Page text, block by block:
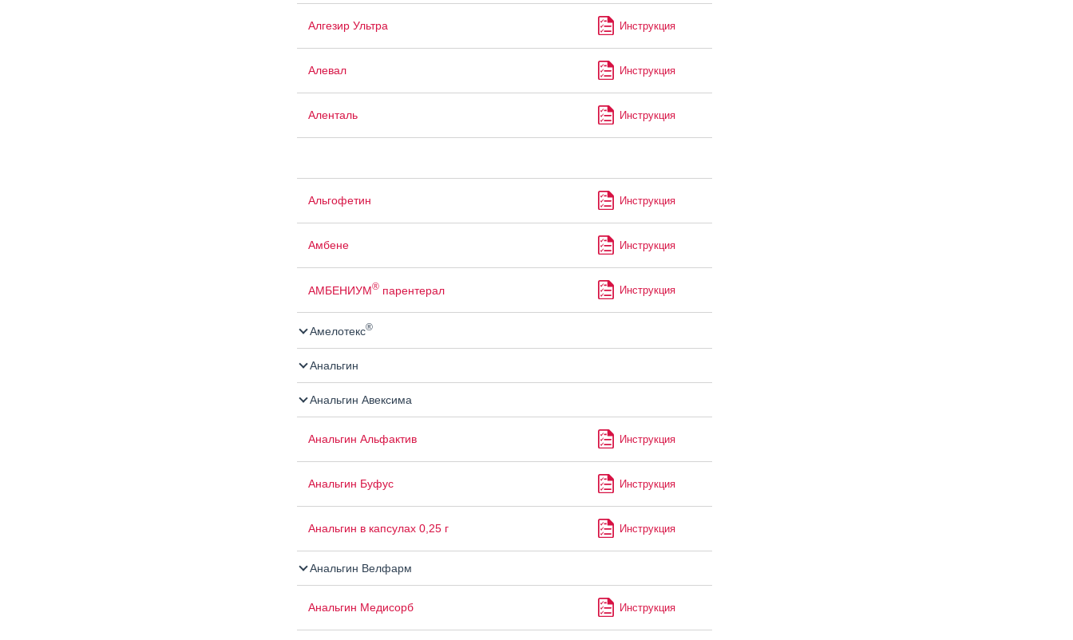
Алгезир Ультра Инструкция
Алевал Инструкция
Аленталь Инструкция
Альгофетин Инструкция
Амбене Инструкция
АМБЕНИУМ®парентерал Инструкция
Амелотекс®
Анальгин
Анальгин Авексима
Анальгин Альфактив Инструкция
Анальгин Буфус Инструкция
Анальгин в капсулах 0,25 г Инструкция
Анальгин Велфарм
Анальгин Медисорб Инструкция